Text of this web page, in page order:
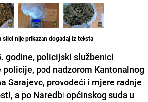
slici nije prikazan događaj iz teksta
godine, policijski službenici
policije, pod nadzorom Kantonalnog
Sarajevo, provodeći i mjere radnje
a po Naredbi općinskog suda u